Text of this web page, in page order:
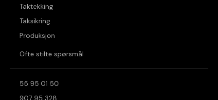
Taktekking
Taksikring
Produksjon
Ofte stilte spørsmål
55 95 01 50